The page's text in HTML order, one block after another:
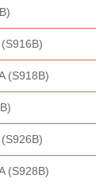
(S918B)
(S928B)